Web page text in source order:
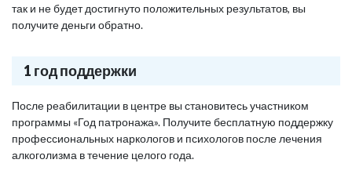
так и не будет достигнуто положительных результатов, вы
получите деньги обратно.
1 год поддержки
После реабилитации в центре вы становитесь участником
программы «Год патронажа». Получите бесплатную поддержку
профессиональных наркологов и психологов после лечения
алкоголизма в течение целого года.